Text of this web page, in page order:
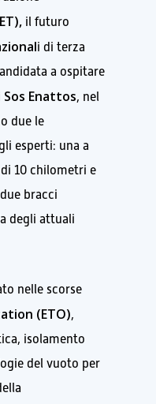
il futuro
i di terza
a ospitare
Sos Enattos, nel
due le
esperti: una a
10 chilometri e
bracci
degli attuali
nelle scorse
(ETO),
isolamento
del vuoto per